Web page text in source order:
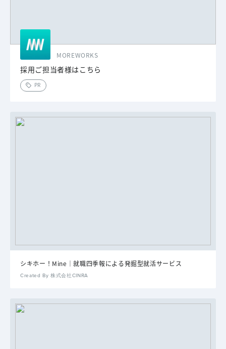
MOREWORKS
採用ご担当者様はこちら
PR
シキホー！Mine｜就職四季報による発掘型就活サービス
Created By 株式会社CINRA